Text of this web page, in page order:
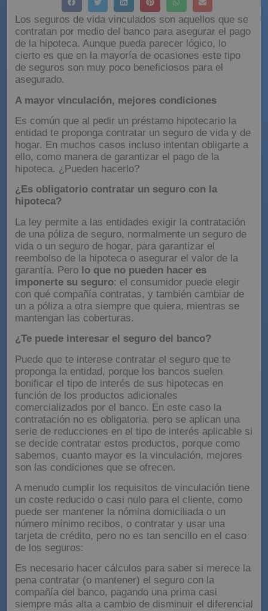
Los seguros de vida vinculados son aquellos que se
contratan por medio del banco para asegurar el pago
de la hipoteca. Aunque pueda parecer lógico, lo
cierto es que en la mayoría de ocasiones este tipo
de seguros son muy poco beneficiosos para el
asegurado.
A mayor vinculación, mejores condiciones
Es común que al pedir un préstamo hipotecario la
entidad te proponga contratar un seguro de vida y de
hogar. En muchos casos incluso intentan obligarte a
ello, como manera de garantizar el pago de la
hipoteca. ¿Pueden hacerlo?
¿Es obligatorio contratar un seguro con la
hipoteca?
La ley permite a las entidades exigir la contratación
de una póliza de seguro, normalmente un seguro de
vida o un seguro de hogar, para garantizar el
reembolso de la hipoteca o asegurar el valor de la
garantía. Pero lo que no pueden hacer es
imponerte su seguro: el consumidor puede elegir
con qué compañía contratas, y también cambiar de
un a póliza a otra siempre que quiera, mientras se
mantengan las coberturas.
¿Te puede interesar el seguro del banco?
Puede que te interese contratar el seguro que te
proponga la entidad, porque los bancos suelen
bonificar el tipo de interés de sus hipotecas en
función de los productos adicionales
comercializados por el banco. En este caso la
contratación no es obligatoria, pero se aplican una
serie de reducciones en el tipo de interés aplicable si
se decide contratar estos productos, porque como
sabemos, cuanto mayor es la vinculación, mejores
son las condiciones que se ofrecen.
A menudo cumplir los requisitos de vinculación tiene
un coste reducido o casi nulo para el cliente, como
puede ser mantener la nómina domiciliada o un
número mínimo recibos, o contratar y usar una
tarjeta de crédito, pero no es tan sencillo en el caso
de los seguros:
Es necesario hacer cálculos para saber si merece la
pena contratar (o mantener) el seguro con la
compañía del banco, pagando una prima casi
siempre más alta a cambio de disminuir el diferencial